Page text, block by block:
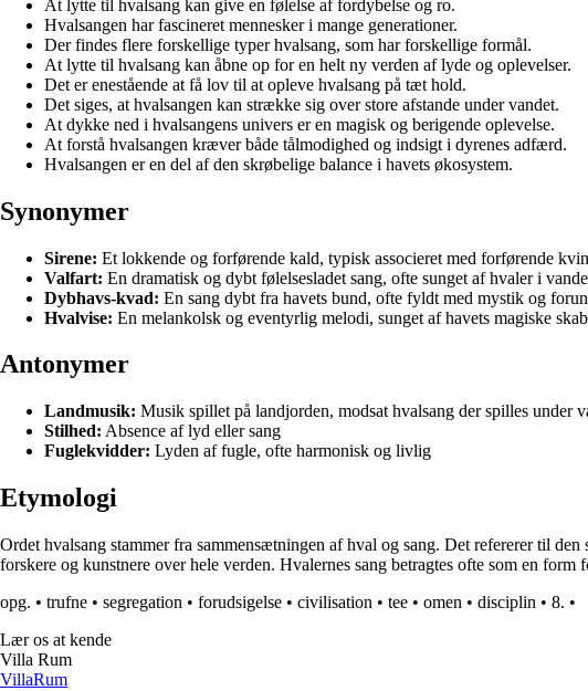
At lytte til hvalsang kan give en følelse af fordybelse og ro.
Hvalsangen har fascineret mennesker i mange generationer.
Der findes flere forskellige typer hvalsang, som har forskellige formål.
At lytte til hvalsang kan åbne op for en helt ny verden af lyde og oplevelser.
Det er enestående at få lov til at opleve hvalsang på tæt hold.
Det siges, at hvalsangen kan strække sig over store afstande under vandet.
At dykke ned i hvalsangens univers er en magisk og berigende oplevelse.
At forstå hvalsangen kræver både tålmodighed og indsigt i dyrenes adfærd.
Hvalsangen er en del af den skrøbelige balance i havets økosystem.
Synonymer
Sirene: Et lokkende og forførende kald, typisk associeret med forførende
Valfart: En dramatisk og dybt følelsesladet sang, ofte sunget af hvaler i
Dybhavs-kvad: En sang dybt fra havets bund, ofte fyldt med mystik og
Hvalvise: En melankolsk og eventyrlig melodi, sunget af havets magiske
Antonymer
Landmusik: Musik spillet på landjorden, modsat hvalsang der spilles under
Stilhed: Absence af lyd eller sang
Fuglekvidder: Lyden af fugle, ofte harmonisk og livlig
Etymologi
Ordet hvalsang stammer fra sammensætningen af hval og sang. Det refererer til
forskere og kunstnere over hele verden. Hvalernes sang betragtes ofte som en
opg. • trufne • segregation • forudsigelse • civilisation • tee • omen • disciplin • 8. •
Lær os at kende
Villa Rum
VillaRum